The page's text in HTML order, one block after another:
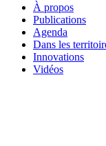
À propos
Publications
Agenda
Dans les
Innovations
Vidéos